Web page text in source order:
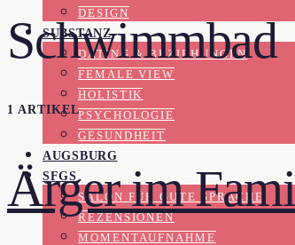
DESIGN
SUBSTANZ
DATING & BEZIEHUNGEN
FEMALE VIEW
HOLISTIK
PSYCHOLOGIE
GESUNDHEIT
AUGSBURG
SFGS
SALON FÜR GUTE SPRACHE
REZENSIONEN
MOMENTAUFNAHME
Schwimmbad
1 ARTIKEL
Ärger im